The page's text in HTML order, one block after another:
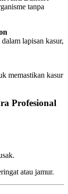
tanpa
lapisan kasur,
memastikan kasur
Profesional
atau jamur.